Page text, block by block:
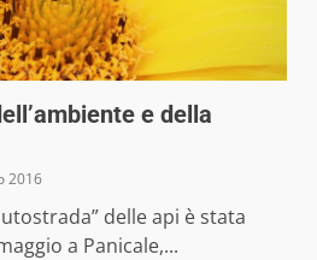
e della
2016
delle api è stata
a Panicale,...